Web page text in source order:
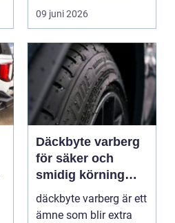
09 juni 2026
Däckbyte varberg
för säker och
smidig körning
Året runt
däckbyte varberg är ett
ämne som blir extra